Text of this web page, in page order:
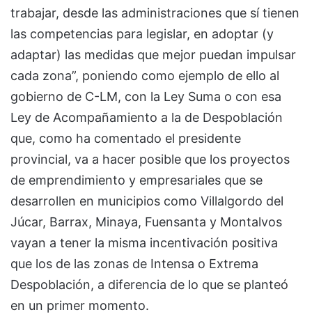
trabajar, desde las administraciones que sí tienen
las competencias para legislar, en adoptar (y
adaptar) las medidas que mejor puedan impulsar
cada zona”, poniendo como ejemplo de ello al
gobierno de C-LM, con la Ley Suma o con esa
Ley de Acompañamiento a la de Despoblación
que, como ha comentado el presidente
provincial, va a hacer posible que los proyectos
de emprendimiento y empresariales que se
desarrollen en municipios como Villalgordo del
Júcar, Barrax, Minaya, Fuensanta y Montalvos
vayan a tener la misma incentivación positiva
que los de las zonas de Intensa o Extrema
Despoblación, a diferencia de lo que se planteó
en un primer momento.